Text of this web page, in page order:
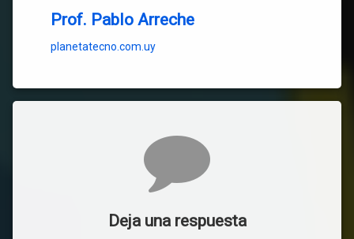
Prof. Pablo Arreche
planetatecno.com.uy
Deja una respuesta